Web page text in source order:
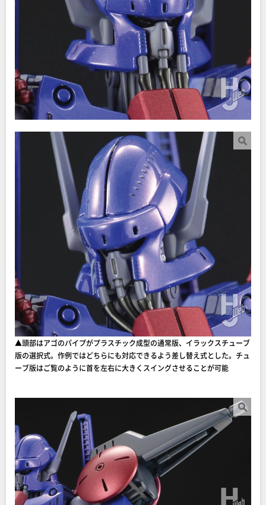
▲頭部はアゴのパイプがプラスチック成型の通常版、イラックスチューブ
版の選択式。作例ではどちらにも対応できるよう差し替え式とした。チュ
ーブ版はご覧のように首を左右に大きくスイングさせることが可能